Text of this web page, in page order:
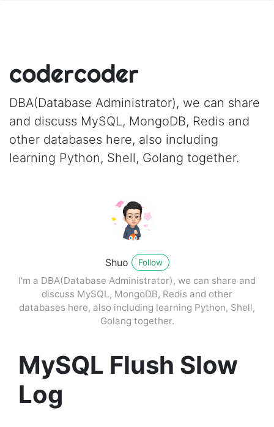
codercoder
DBA(Database Administrator), we can share
and discuss MySQL, MongoDB, Redis and
other databases here, also including
learning Python, Shell, Golang together.
Shuo Follow
I'm a DBA(Database Administrator), we can share and
discuss MySQL, MongoDB, Redis and other
databases here, also including learning Python, Shell,
Golang together.
MySQL Flush Slow
Log